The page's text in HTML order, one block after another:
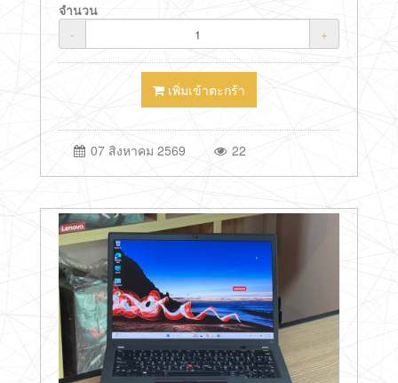
จำนวน
-
+
เพิ่มเข้าตะกร้า
07 สิงหาคม 2569 22